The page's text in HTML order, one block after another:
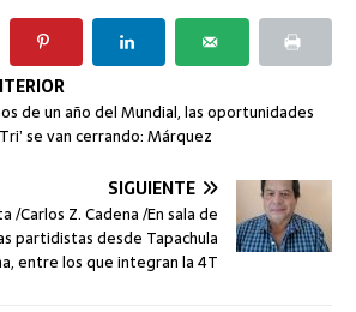
de un año del Mundial, las oportunidades
se van cerrando: Márquez
SIGUIENTE
/Carlos Z. Cadena /En sala de
partidistas desde Tapachula
entre los que integran la 4T